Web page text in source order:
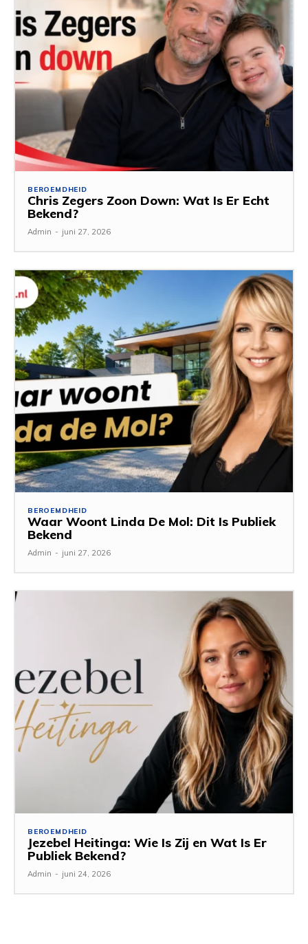
BEROEMDHEID
Chris Zegers Zoon Down: Wat Is Er Echt
Bekend?
Admin - juni 27, 2026
BEROEMDHEID
Waar Woont Linda De Mol: Dit Is Publiek
Bekend
Admin - juni 27, 2026
BEROEMDHEID
Jezebel Heitinga: Wie Is Zij en Wat Is Er
Publiek Bekend?
Admin - juni 24, 2026